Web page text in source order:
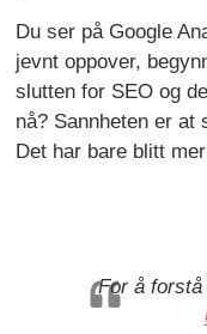
Du ser på Google
jevnt oppover,
slutten for SEO og
nå? Sannheten er at
Det har bare blitt
For å forstå